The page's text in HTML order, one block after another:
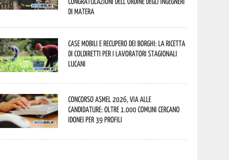
di Matera
Case mobili e recupero dei borghi: la ricetta
di Coldiretti per i lavoratori stagionali
lucani
Concorso Asmel 2026, via alle
candidature: oltre 1.000 Comuni cercano
idonei per 39 profili